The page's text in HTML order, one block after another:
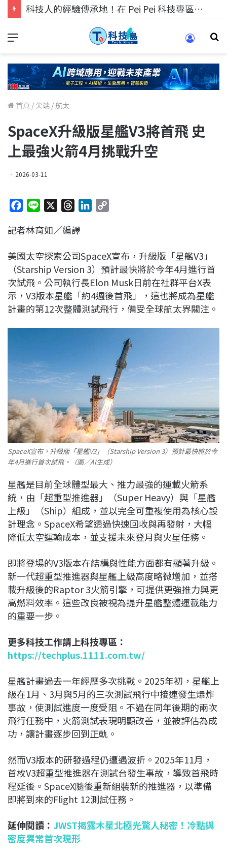
科技人的經驗傳承地！在 Pei Pei 科技專區，與學弟妹交流最硬核的技術
首頁 /尖端 /航太
SpaceX升級版星艦V3將首飛 史
上最強火箭4月挑戰升空
2026-03-11
c
b
o
o
k
n
r
a
d
s
e
d
I
n
L
i
n
k
記者林育如／編譯
美國太空探索公司SpaceX宣布，升級版「星艦V3」
（Starship Version 3）預計最快將於今年4月進行首
次試飛。公司執行長Elon Musk日前在社群平台X表
示，V3版本星艦「約4週後首飛」，這也將成為星艦
計畫的第12次整體測試飛行，備受全球航太界關注。
SpaceX宣布，升級版「星艦V3」（Starship Version 3）預計最快將於今
年4月進行首次試飛。（圖／AI生成）
星艦是目前全球體型最大、推力最強的運載火箭系
統，由「超重型推進器」（Super Heavy）與「星艦
上級」（Ship）組成，並以完全可重複使用為核心設
計理念。SpaceX希望透過快速回收與再發射，大幅
降低太空運輸成本，並支援未來登月與火星任務。
即將登場的V3版本在結構與性能方面都有顯著升級。
新一代超重型推進器與星艦上級高度略微增加，並搭
載升級後的Raptor 3火箭引擎，可提供更強推力與更
高燃料效率。這些改良被視為提升星艦整體運載能力
的重要一步。
更多科技工作請上科技專區：
https://techplus.1111.com.tw/
星艦計畫過去一年經歷多次挑戰。2025年初，星艦上
級在1月、3月與5月的三次測試飛行中接連發生爆炸
事故，使測試進度一度受阻。不過在同年後期的兩次
飛行任務中，火箭測試表現明顯改善，並被評估為成
功，讓計畫逐步回到正軌。
然而V3版本的研發過程仍遭遇波折。2025年11月，
首枚V3超重型推進器在測試台發生事故，導致首飛時
程延後。SpaceX隨後重新組裝新的推進器，以準備
即將到來的Flight 12測試任務。
延伸閱讀： JWST揭露木星北極光驚人秘密！冷點與
密度異常首次現形